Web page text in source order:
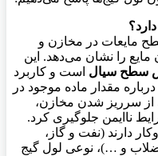
مایعات در مخازن و
را نشان می‌دهد. این
سطح سیال است و کاربرد
مقدار ماده موجود در
سرریز شدن مخازن،
ناایمن جلوگیری کرد.
دارند (نفت و گاز،
و …)، نوعی لول گیج